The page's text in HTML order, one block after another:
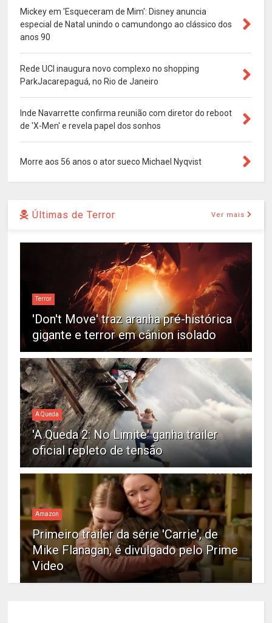
Mickey em 'Esqueceram de Mim': Disney anuncia
especial de Natal unindo o camundongo ao clássico dos
anos 90
Rede UCI inaugura novo complexo no shopping
ParkJacarepaguá, no Rio de Janeiro
Inde Navarrette confirma reunião com diretor do reboot
de 'X-Men' e revela papel dos sonhos
Morre aos 56 anos o ator sueco Michael Nyqvist
Últimas de Terror Ver mais
Terror
'Don't Move' traz aranha pré-histórica
gigante e terror em cânion isolado
A Queda
'A Queda 2: No Limite' ganha trailer
oficial repleto de tensão
Amazon
Primeiro trailer da série 'Carrie', de
Mike Flanagan, é divulgado pelo Prime
Video